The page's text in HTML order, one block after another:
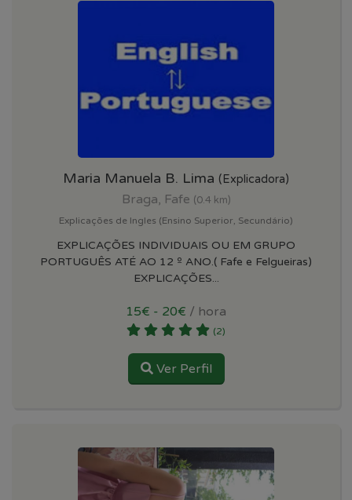
Maria Manuela B. Lima (Explicadora)
Braga, Fafe (0.4 km)
Explicações de Ingles (Ensino Superior, Secundário)
EXPLICAÇÕES INDIVIDUAIS OU EM GRUPO
PORTUGUÊS ATÉ AO 12 º ANO.( Fafe e Felgueiras)
EXPLICAÇÕES...
15€ - 20€ / hora
(2)
Ver Perfil